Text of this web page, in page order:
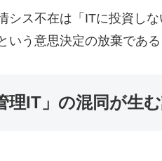
シス不在は「ITに投資し
いう意思決定の放棄である
理IT」の混同が生